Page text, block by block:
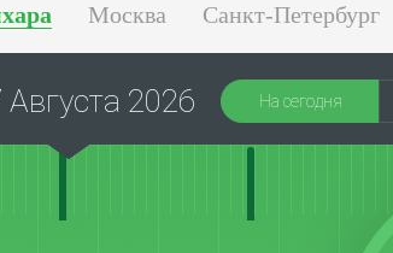
Москва Санкт-Петербург
Августа 2026 На сегодня